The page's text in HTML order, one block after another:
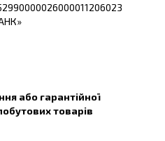
або гарантійної
товарів